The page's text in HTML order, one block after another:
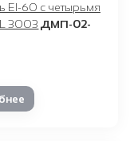
EI-60 с четырьмя
3003 ДМП-02-